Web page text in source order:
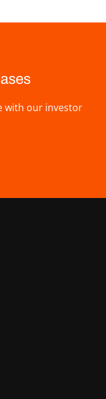
with our investor